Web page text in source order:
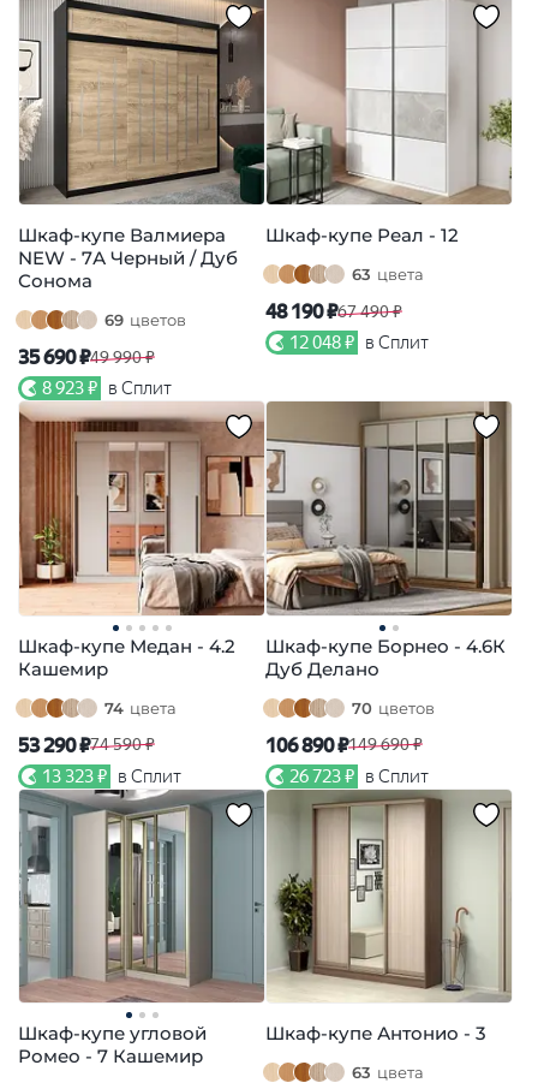
Шкаф-купе Валмиера
NEW - 7А Черный / Дуб
Сонома
69 цветов
35 690 ₽49 990 ₽
8 923 ₽ в Сплит
Шкаф-купе Реал - 12
63 цвета
48 190 ₽67 490 ₽
12 048 ₽ в Сплит
Шкаф-купе Медан - 4.2
Кашемир
74 цвета
53 290 ₽74 590 ₽
13 323 ₽ в Сплит
Шкаф-купе Борнео - 4.6К
Дуб Делано
70 цветов
106 890 ₽149 690 ₽
26 723 ₽ в Сплит
Шкаф-купе угловой
Ромео - 7 Кашемир
Шкаф-купе Антонио - 3
63 цвета